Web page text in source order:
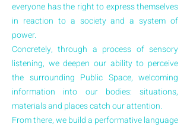
everyone has the right to express themselves
in reaction to a society and a system of
power.
Concretely, through a process of sensory
listening, we deepen our ability to perceive
the surrounding Public Space, welcoming
information into our bodies: situations,
materials and places catch our attention.
From there, we build a performative language